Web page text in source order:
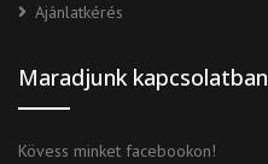
Ajánlatkérés
Maradjunk kapcsolatban
Kövess minket facebookon!